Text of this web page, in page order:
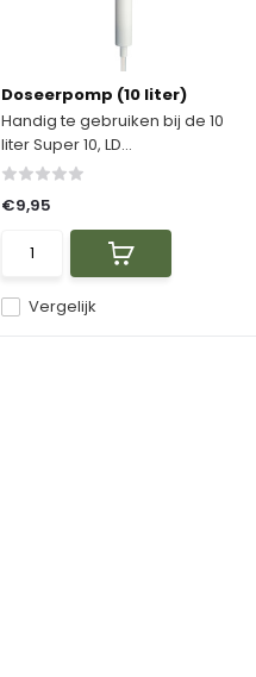
Doseerpomp (10 liter)
Handig te gebruiken bij de 10
liter Super 10, LD...
Vergelijk
€9,95